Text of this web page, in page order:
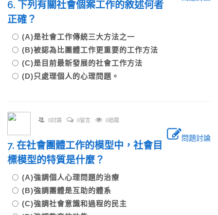
6. 下列有關社會個案工作的敘述何者
正確？
(A)是社會工作傳統三大方法之一
(B)被認為比團體工作更重要的工作方法
(C)是目前最新發展的社會工作方法
(D)只處理個人的心理問題。
0討論 0留言 0追蹤
問題討論
7. 在社會團體工作的模型中，社會目
標模型的特質是什麼？
(A)強調個人心理問題的治療
(B)強調團體是互助的體系
(C)強調社會意識和過程的民主